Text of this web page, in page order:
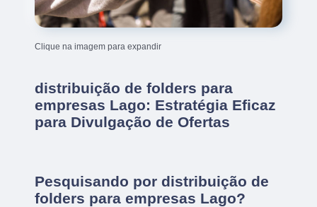
Clique na imagem para expandir
distribuição de folders para
empresas Lago: Estratégia Eficaz
para Divulgação de Ofertas
Pesquisando por distribuição de
folders para empresas Lago?